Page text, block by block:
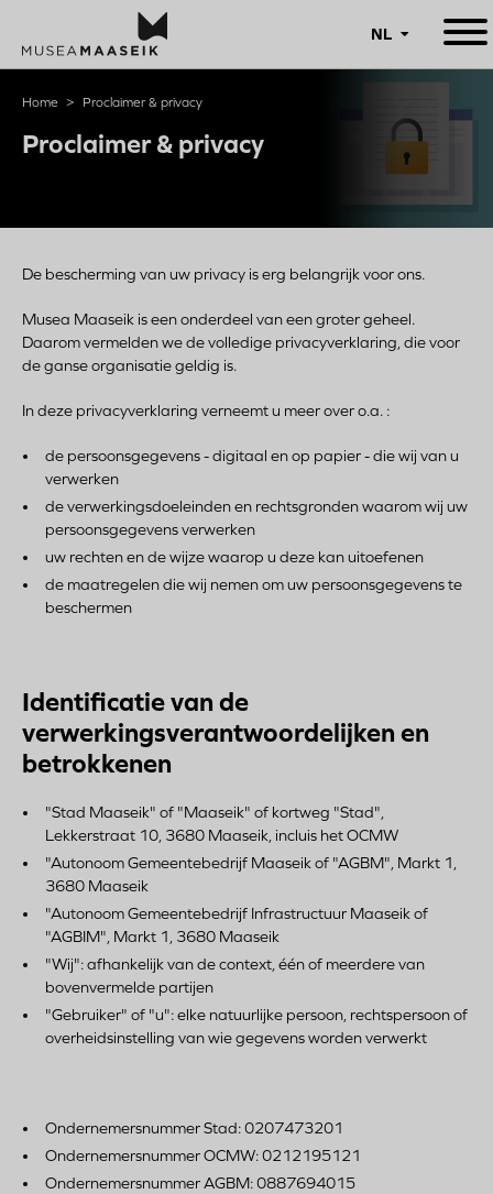
naar
gaan
NL
Open
mobiel
Kruimelpad
Home Proclaimer & privacy
Proclaimer & privacy
De bescherming van uw privacy is erg belangrijk voor ons.
Musea Maaseik is een onderdeel van een groter geheel.
Daarom vermelden we de volledige privacyverklaring, die voor
de ganse organisatie geldig is.
In deze privacyverklaring verneemt u meer over o.a. :
de persoonsgegevens - digitaal en op papier - die wij van u
verwerken
de verwerkingsdoeleinden en rechtsgronden waarom wij uw
persoonsgegevens verwerken
uw rechten en de wijze waarop u deze kan uitoefenen
de maatregelen die wij nemen om uw persoonsgegevens te
beschermen
Identificatie van de
verwerkingsverantwoordelijken en
betrokkenen
"Stad Maaseik" of "Maaseik" of kortweg "Stad",
Lekkerstraat 10, 3680 Maaseik, incluis het OCMW
"Autonoom Gemeentebedrijf Maaseik of "AGBM", Markt 1,
3680 Maaseik
"Autonoom Gemeentebedrijf Infrastructuur Maaseik of
"AGBIM", Markt 1, 3680 Maaseik
"Wij": afhankelijk van de context, één of meerdere van
bovenvermelde partijen
"Gebruiker" of "u": elke natuurlijke persoon, rechtspersoon of
overheidsinstelling van wie gegevens worden verwerkt
Ondernemersnummer Stad: 0207473201
Ondernemersnummer OCMW: 0212195121
Ondernemersnummer AGBM: 0887694015